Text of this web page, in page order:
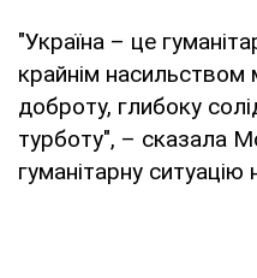
"Україна – це
крайнім
доброту, глибоку
турботу", – сказала
гуманітарну ситуацію